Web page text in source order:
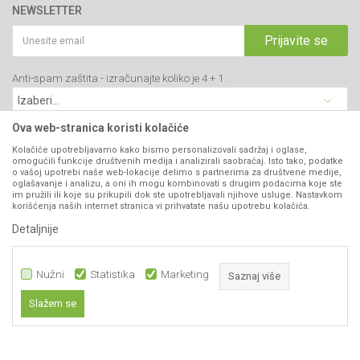
webshop@agromarket.rs
PIB: 102135221
Matični broj: 07593252
Brendovi
Katalozi
Blog
Najčešća pitanja
Politika privatnosti
Kako kupiti
Isporuka
Click & Collect
Načini plaćanja
Plaćanje karticama
Web kredit Raiffeisen banke
Pravo na odustajanje
Reklamacije
Zamena artikala
NEWSLETTER
Prijavite se
Anti-spam zaštita - izračunajte koliko je 4 + 1 :
VIBER I SMS NEWSLETTER
Prijavite se
PRATITE NAS
Ova web-stranica koristi kolačiće
Kolačiće upotrebljavamo kako bismo personalizovali sadržaj i oglase,
omogućili funkcije društvenih medija i analizirali saobraćaj. Isto tako, podatke
o vašoj upotrebi naše web-lokacije delimo s partnerima za društvene medije,
oglašavanje i analizu, a oni ih mogu kombinovati s drugim podacima koje ste
im pružili ili koje su prikupili dok ste upotrebljavali njihove usluge. Nastavkom
korišćenja naših internet stranica vi prihvatate našu upotrebu kolačića.
Detaljnije
Nužni Statistika Marketing Saznaj više
Slažem se